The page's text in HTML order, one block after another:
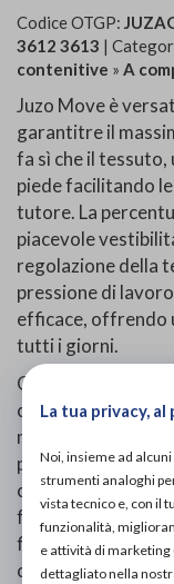
Codice OTGP:
3612 3613 |
contenitive » A
Juzo Move è
garantitre il
fa sì che il
piede facilitando
tutore. La
piacevole
regolazione della
pressione di
efficace, offrendo
tutti i giorni.
Grazie alle sue
compressiva offre
maggiore qualità
paziente.
corrispondenza
formazione di
flessione del piede
circolare offre una
La tua privacy,
Noi, insieme ad
strumenti analoghi
vista tecnico e, con il
funzionalità,
e attività di marketing
dettagliato nella